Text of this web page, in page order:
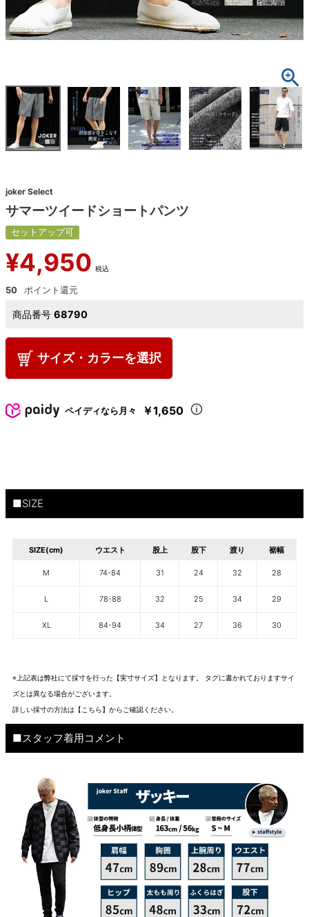
joker Select
サマーツイードショートパンツ
セットアップ可
¥4,950 税込
50
商品番号 68790
サイズ・カラーを選択
ペイディなら月々 ￥1,650
■SIZE
SIZE(cm) ウエスト 股上 股下 渡り 裾幅
M 74-84 31 24 32 28
L 78-88 32 25 34 29
XL 84-94 34 27 36 30
※上記表は弊社にて採寸を行った【実寸サイズ】となります。 タグに書かれておりますサイ
ズとは異なる場合がございます。
詳しい採寸の方法は 【こちら】から ご確認ください。
■スタッフ着用コメント